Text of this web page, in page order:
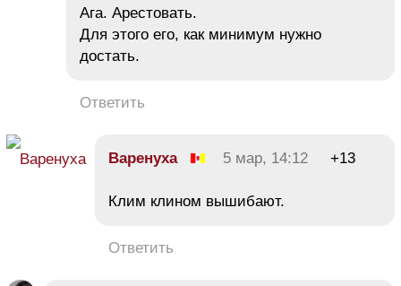
Ага. Арестовать.
Для этого его, как минимум нужно
достать.
Ответить
Варенуха 5 мар, 14:12 +13
Клим клином вышибают.
Ответить